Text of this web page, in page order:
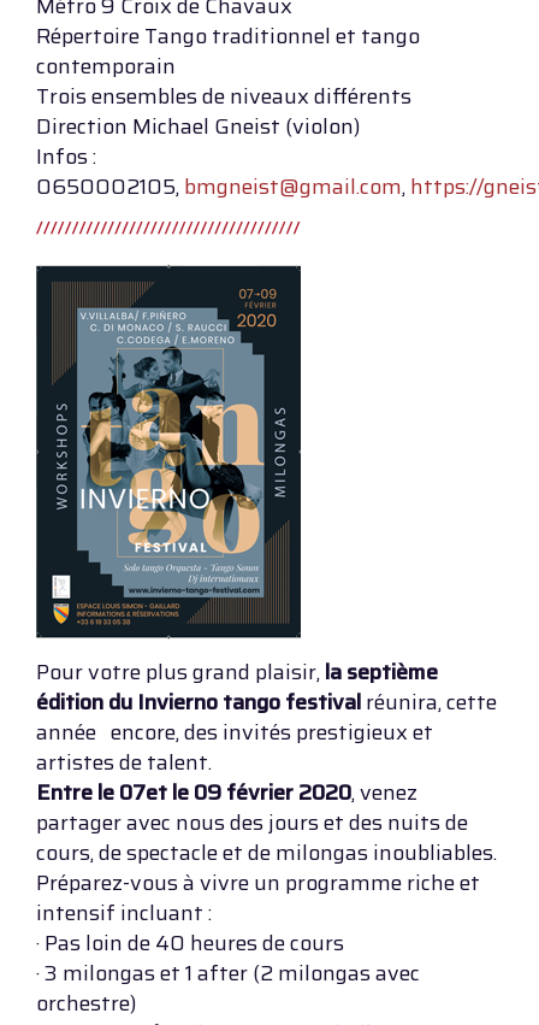
Répertoire Tango traditionnel et tango
contemporain
Trois ensembles de niveaux différents
Direction Michael Gneist (violon)
Infos :
0650002105,bmgneist@gmail.com,https://
Pour votre plus grand plaisir,la septième
édition du Invierno tango festivalréunira, cette
année encore, des invités prestigieux et
artistes de talent.
Entre le 07et le 09 février 2020, venez
partager avec nous des jours et des nuits de
cours, de spectacle et de milongas inoubliables.
Préparez-vous à vivre un programme riche et
intensif incluant :
· Pas loin de 40 heures de cours
· 3 milongas et 1 after (2 milongas avec
orchestre)